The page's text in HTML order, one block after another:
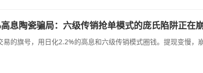
息陶瓷骗局：六级传销抢单模式的庞氏陷阱正在
易的旗号，用日化2.2%的高息和六级传销模式圈钱。提现变慢，